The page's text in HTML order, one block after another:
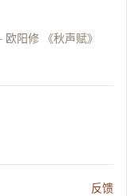
欧阳修 《秋声赋》
反馈